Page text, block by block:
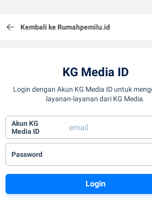
Kembali ke Rumahpemilu.id
KG Media ID
Login dengan Akun KG Media ID untuk
layanan-layanan dari KG Media.
Akun KG
Media ID
Password